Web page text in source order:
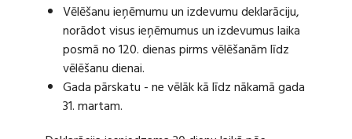
Vēlēšanu ieņēmumu un izdevumu deklarāciju,
norādot visus ieņēmumus un izdevumus laika
posmā no 120. dienas pirms vēlēšanām līdz
vēlēšanu dienai.
Gada pārskatu - ne vēlāk kā līdz nākamā gada
31. martam.